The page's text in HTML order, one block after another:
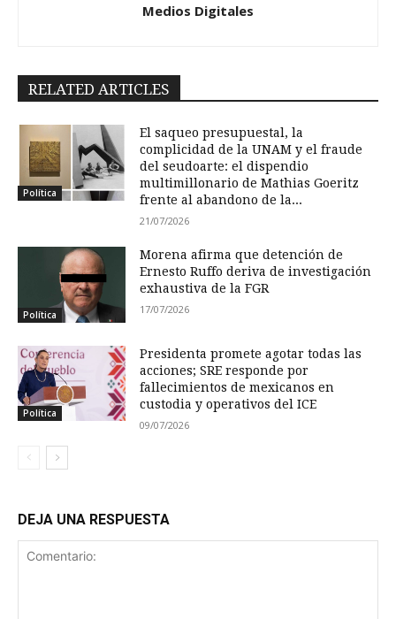
Medios Digitales
RELATED ARTICLES
Política
El saqueo presupuestal, la
complicidad de la UNAM y el fraude
del seudoarte: el dispendio
multimillonario de Mathias Goeritz
frente al abandono de la...
21/07/2026
Política
Morena afirma que detención de
Ernesto Ruffo deriva de investigación
exhaustiva de la FGR
17/07/2026
Política
Presidenta promete agotar todas las
acciones; SRE responde por
fallecimientos de mexicanos en
custodia y operativos del ICE
09/07/2026
DEJA UNA RESPUESTA